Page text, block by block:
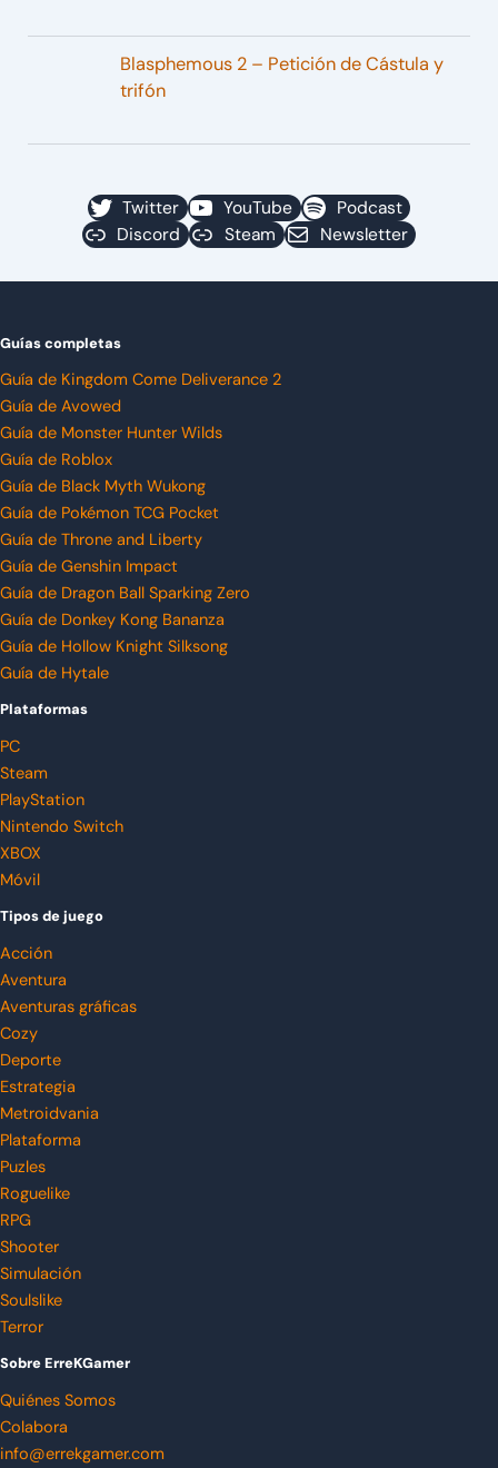
Blasphemous 2 – Petición de Cástula y
trifón
Twitter YouTube
Podcast
Discord
Steam Newsletter
Guías completas
Guía de Kingdom Come Deliverance 2
Guía de Avowed
Guía de Monster Hunter Wilds
Guía de Roblox
Guía de Black Myth Wukong
Guía de Pokémon TCG Pocket
Guía de Throne and Liberty
Guía de Genshin Impact
Guía de Dragon Ball Sparking Zero
Guía de Donkey Kong Bananza
Guía de Hollow Knight Silksong
Guía de Hytale
Plataformas
PC
Steam
PlayStation
Nintendo Switch
XBOX
Móvil
Tipos de juego
Acción
Aventura
Aventuras gráficas
Cozy
Deporte
Estrategia
Metroidvania
Plataforma
Puzles
Roguelike
RPG
Shooter
Simulación
Soulslike
Terror
Sobre ErreKGamer
Quiénes Somos
Colabora
info@errekgamer.com